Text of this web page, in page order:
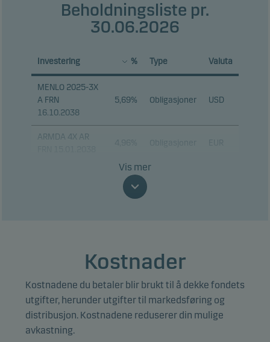
Beholdningsliste pr.
30.06.2026
Investering % Type Valuta
MENLO 2025-3X
A FRN
16.10.2038
5,69% Obligasjoner USD
ARMDA 4X AR
4,96% EUR
3,25%
FICLO 2023-1X
15.02.2038
BRGPT 6X DR FRN
15.03.2038
3,11% Obligasjoner EUR
Vis mer
Kostnader
Kostnadene du betaler blir brukt til å dekke fondets
utgifter, herunder utgifter til markedsføring og
distribusjon. Kostnadene reduserer din mulige
avkastning.